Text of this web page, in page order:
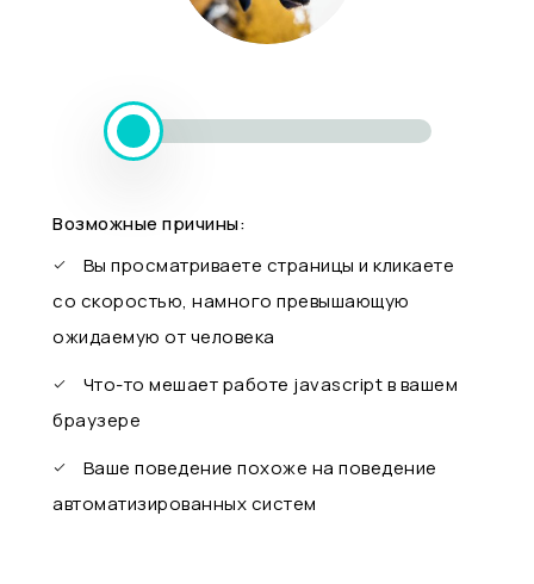
Возможные причины:
Вы просматриваете страницы и кликаете
со скоростью, намного превышающую
ожидаемую от человека
Что-то мешает работе javascript в вашем
браузере
Ваше поведение похоже на поведение
автоматизированных систем